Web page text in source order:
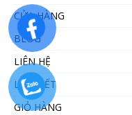
CỬA HÀNG
BLOG
LIÊN HỆ
LIÊN KẾT
GIỎ HÀNG